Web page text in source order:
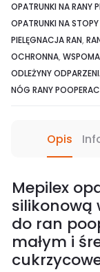
OPATRUNKI NA RANY
OPATRUNKI NA
PIELĘGNACJA RAN,
OCHRONNA,
ODLEŻYNY
NÓG RANY
Opis
Mepilex
do ran
małym i